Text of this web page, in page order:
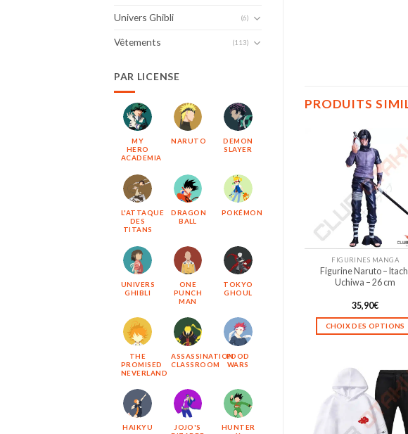
Univers Ghibli (6)
Vêtements (113)
PAR LICENSE
MY
HERO
ACADEMIA
NARUTO
DEMON
SLAYER
L'ATTAQUE
DES
TITANS
DRAGON
BALL
POKÉMON
UNIVERS
GHIBLI
ONE
PUNCH
MAN
TOKYO
GHOUL
THE
PROMISED
NEVERLAND
ASSASSINATION
CLASSROOM
FOOD
WARS
HAIKYU
JOJO'S
HUNTER
PRODUITS
FIGURINES MANGA
Figurine Naruto –
Uchiwa – 26 cm
35,90€
CHOIX DES OPTIONS
plusieurs
variations.
Les
options